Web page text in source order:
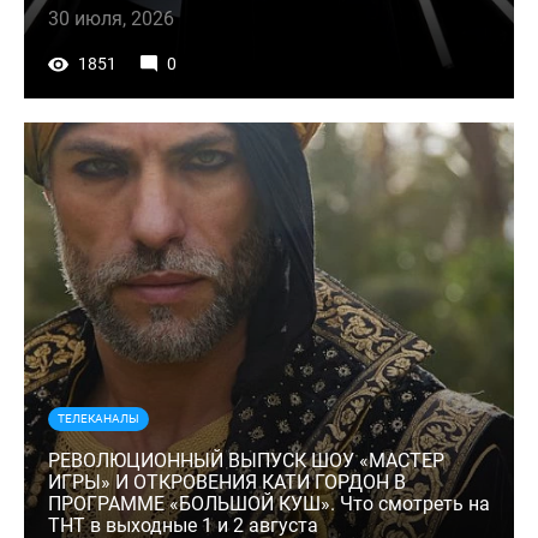
30 июля, 2026
1851 0
ТЕЛЕКАНАЛЫ
РЕВОЛЮЦИОННЫЙ ВЫПУСК ШОУ «МАСТЕР
ИГРЫ» И ОТКРОВЕНИЯ КАТИ ГОРДОН В
ПРОГРАММЕ «БОЛЬШОЙ КУШ». Что смотреть на
ТНТ в выходные 1 и 2 августа